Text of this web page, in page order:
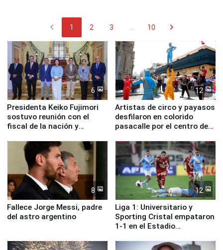
chevron_left 1 2 3 ... 10 chevron_right
6
Presidenta Keiko Fujimori
sostuvo reunión con el
fiscal de la nación y
12
Artistas de circo y payasos
desfilaron en colorido
pasacalle por el centro de
8
Fallece Jorge Messi, padre
del astro argentino
12
Liga 1: Universitario y
Sporting Cristal empataron
1-1 en el Estadio